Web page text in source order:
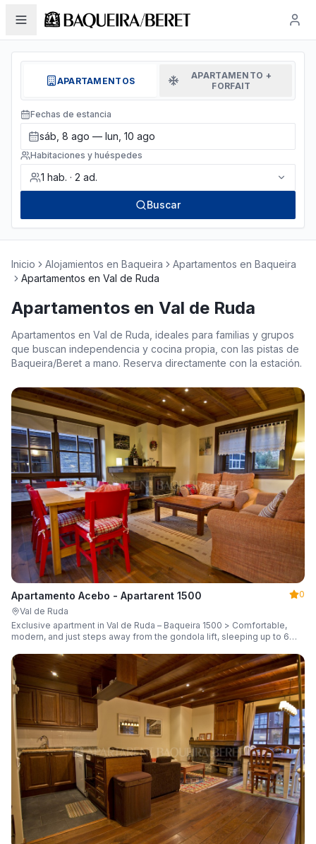
APARTAMENTOS
APARTAMENTO +
FORFAIT
Fechas de estancia
sáb, 8 ago — lun, 10 ago
Habitaciones y huéspedes
1 hab. · 2 ad.
Buscar
Inicio Alojamientos en Baqueira
Apartamentos en Baqueira
Apartamentos en Val de Ruda
Apartamentos en Val de Ruda
Apartamentos en Val de Ruda, ideales para familias y grupos
que buscan independencia y cocina propia, con las pistas de
Baqueira/Beret a mano. Reserva directamente con la estación.
Apartamento Acebo - Apartarent 1500
0
Val de Ruda
Exclusive apartment in Val de Ruda – Baqueira 1500 > Comfortable,
modern, and just steps away from the gondola lift, sleeping up to 6